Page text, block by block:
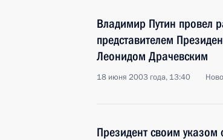
Владимир Путин провел
представителем
Леонидом Драчевским
18 июня 2003 года, 13:40
Президент своим указом